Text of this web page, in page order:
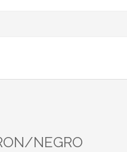
NEGRO